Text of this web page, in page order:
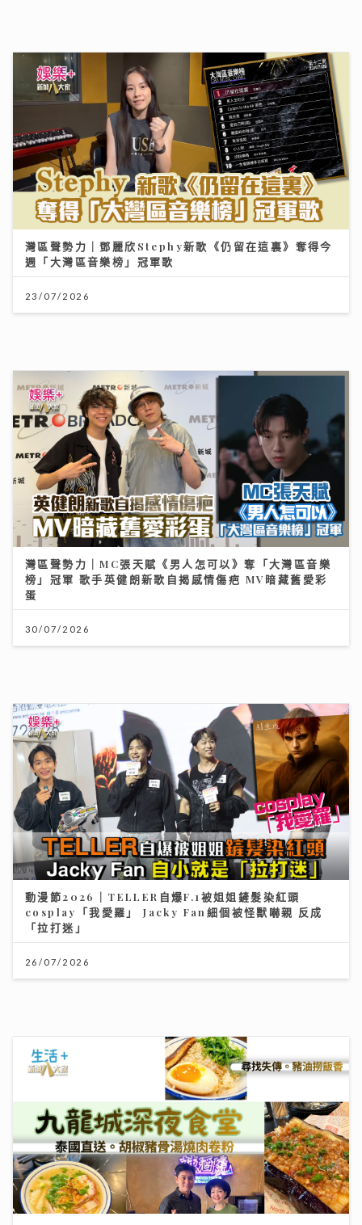
灣區聲勢力｜MC張天賦《男人怎可以》奪「大灣區音樂
榜」冠軍 歌手英健朗新歌自揭感情傷疤 MV暗藏舊愛彩
蛋
30/07/2026
動漫節2026｜TELLER自爆F.1被姐姐鏟髮染紅頭
cosplay「我愛羅」 Jacky Fan細個被怪獸嚇親 反成
「拉打迷」
26/07/2026
【#豐味旅程】｜九龍城深夜食堂 泰國直送胡椒豬骨湯燒
肉卷粉 尋找失傳豬油撈飯香
02/08/2026
歌MV搵黃宗澤義氣助陣
16/07/2026